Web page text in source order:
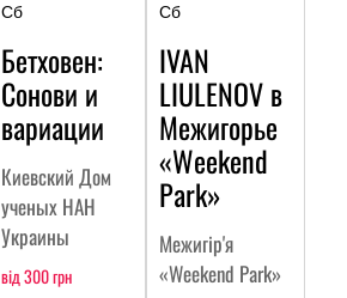
Сб
Бетховен:
Сонови и
вариации
Киевский Дом
ученых НАН
Украины
від 300 грн
Сб
IVAN
LIULENOV в
Межигорье
«Weekend
Park»
Межигір'я
«Weekend Park»